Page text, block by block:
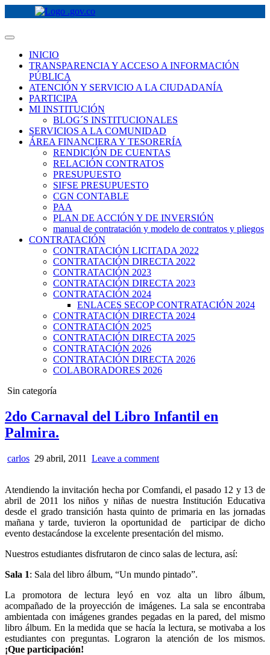
INICIO
TRANSPARENCIA Y ACCESO A INFORMACIÓN
PÚBLICA
ATENCIÓN Y SERVICIO A LA CIUDADANÍA
PARTICIPA
MI INSTITUCIÓN
BLOG´S INSTITUCIONALES
SERVICIOS A LA COMUNIDAD
ÁREA FINANCIERA Y TESORERÍA
RENDICIÓN DE CUENTAS
RELACIÓN CONTRATOS
PRESUPUESTO
SIFSE PRESUPUESTO
CGN CONTABLE
PAA
PLAN DE ACCIÓN Y DE INVERSIÓN
manual de contratación y modelo de contratos y pliegos
CONTRATACIÓN
CONTRATACIÓN LICITADA 2022
CONTRATACIÓN DIRECTA 2022
CONTRATACIÓN 2023
CONTRATACIÓN DIRECTA 2023
CONTRATACIÓN 2024
ENLACES SECOP CONTRATACIÓN 2024
CONTRATACIÓN DIRECTA 2024
CONTRATACIÓN 2025
CONTRATACIÓN DIRECTA 2025
CONTRATACIÓN 2026
CONTRATACIÓN DIRECTA 2026
COLABORADORES 2026
Posted
Sin categoría
2do Carnaval del Libro Infantil en
Palmira.
carlos 29 abril, 2011 Leave a comment
Atendiendo la invitación hecha por Comfandi, el pasado 12 y 13 de
abril de 2011 los niños y niñas de nuestra Institución Educativa
desde el grado transición hasta quinto de primaria en las jornadas
mañana y tarde, tuvieron la oportunidad de participar de dicho
evento destacándose la excelente presentación del mismo.
Nuestros estudiantes disfrutaron de cinco salas de lectura, así:
Sala 1: Sala del libro álbum, “Un mundo pintado”.
La promotora de lectura leyó en voz alta un libro álbum,
acompañado de la proyección de imágenes. La sala se encontraba
ambientada con imágenes grandes pegadas en la pared, del mismo
libro álbum. En la medida que se hacía la lectura, se motivaba a los
estudiantes con preguntas. Lograron la atención de los mismos.
¡Que participación!